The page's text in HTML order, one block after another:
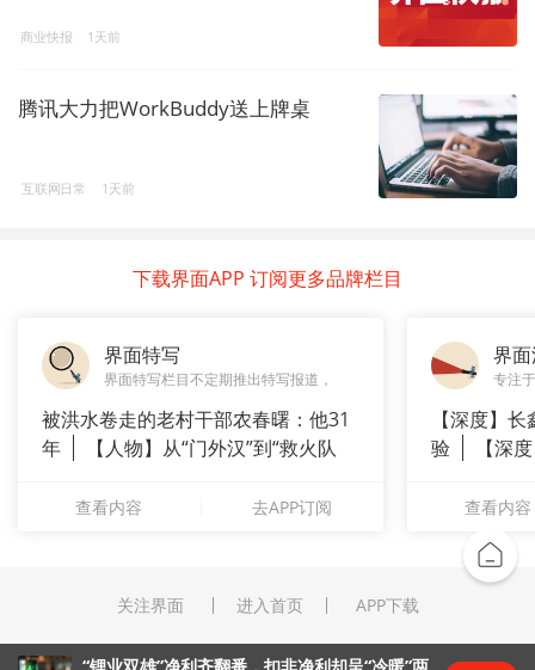
商业快报 1天前
腾讯大力把WorkBuddy送上牌桌
互联网日常 1天前
下载界面APP 订阅更多品牌栏目
界面特写
界面特写栏目不定期推出特写报道，
被洪水卷走的老村干部农春曙：他31
年
【人物】从“门外汉”到“救火队
查看内容 去APP订阅
界
专注
【深度】
验
【深
查看内容
关注界面 进入首页 APP下载